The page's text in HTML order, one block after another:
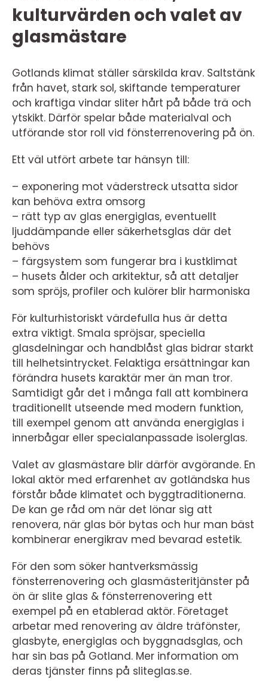
kulturvärden och valet av
glasmästare
Gotlands klimat ställer särskilda krav. Saltstänk
från havet, stark sol, skiftande temperaturer
och kraftiga vindar sliter hårt på både trä och
ytskikt. Därför spelar både materialval och
utförande stor roll vid fönsterrenovering på ön.
Ett väl utfört arbete tar hänsyn till:
– exponering mot väderstreck utsatta sidor
kan behöva extra omsorg
– rätt typ av glas energiglas, eventuellt
ljuddämpande eller säkerhetsglas där det
behövs
– färgsystem som fungerar bra i kustklimat
– husets ålder och arkitektur, så att detaljer
som spröjs, profiler och kulörer blir harmoniska
För kulturhistoriskt värdefulla hus är detta
extra viktigt. Smala spröjsar, speciella
glasdelningar och handblåst glas bidrar starkt
till helhetsintrycket. Felaktiga ersättningar kan
förändra husets karaktär mer än man tror.
Samtidigt går det i många fall att kombinera
traditionellt utseende med modern funktion,
till exempel genom att använda energiglas i
innerbågar eller specialanpassade isolerglas.
Valet av glasmästare blir därför avgörande. En
lokal aktör med erfarenhet av gotländska hus
förstår både klimatet och byggtraditionerna.
De kan ge råd om när det lönar sig att
renovera, när glas bör bytas och hur man bäst
kombinerar energikrav med bevarad estetik.
För den som söker hantverksmässig
fönsterrenovering och glasmästeritjänster på
ön är slite glas & fönsterrenovering ett
exempel på en etablerad aktör. Företaget
arbetar med renovering av äldre träfönster,
glasbyte, energiglas och byggnadsglas, och
har sin bas på Gotland. Mer information om
deras tjänster finns på sliteglas.se.